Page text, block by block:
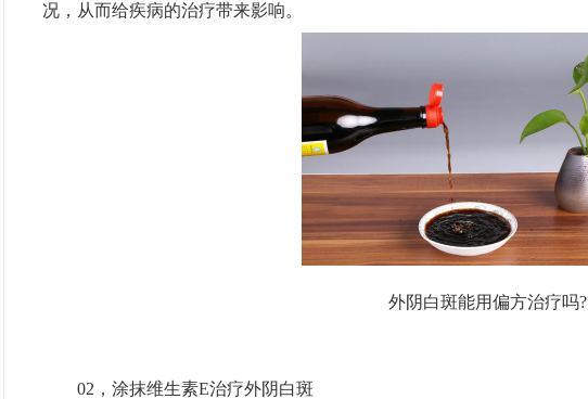
况，从而给疾病的治疗带来影响。
外阴白斑能用偏方治疗吗?
02，涂抹维生素E治疗外阴白斑